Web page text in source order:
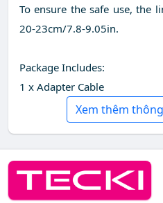
To ensure the safe use, the
20-23cm/7.8-9.05in.
Package Includes:
1 x Adapter Cable
Xem thêm